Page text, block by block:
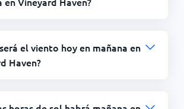
el viento hoy en mañana en
Haven?